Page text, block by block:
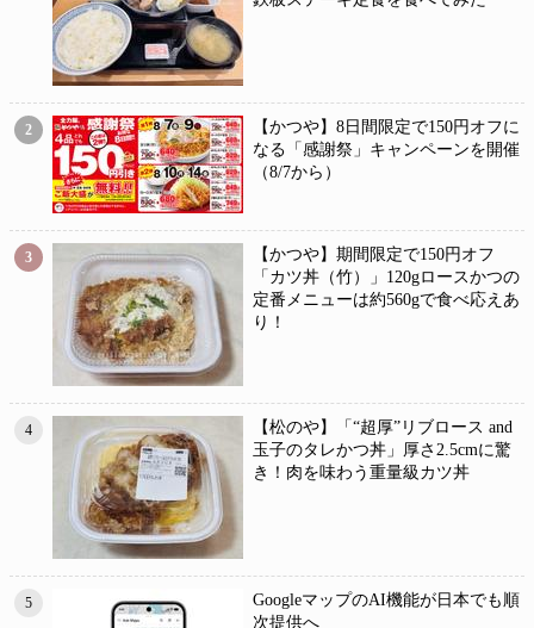
2
【かつや】8日間限定で150円オフに
なる「感謝祭」キャンペーンを開催
（8/7から）
3
【かつや】期間限定で150円オフ
「カツ丼（竹）」120gロースかつの
定番メニューは約560gで食べ応えあ
り！
4
【松のや】「“超厚”リブロース and
玉子のタレかつ丼」厚さ2.5cmに驚
き！肉を味わう重量級カツ丼
5
GoogleマップのAI機能が日本でも順
次提供へ